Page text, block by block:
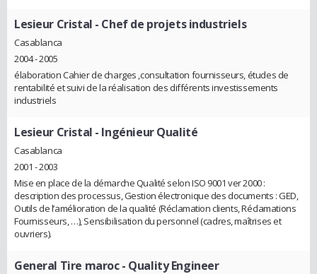
Lesieur Cristal - Chef de projets industriels
Casablanca
2004 - 2005
élaboration Cahier de charges ,consultation fournisseurs, études de
rentabilité et suivi de la réalisation des différents investissements
industriels
Lesieur Cristal - Ingénieur Qualité
Casablanca
2001 - 2003
Mise en place de la démarche Qualité selon ISO 9001 ver 2000 :
description des processus, Gestion électronique des documents : GED,
Outils de l’amélioration de la qualité (Réclamation clients, Réclamations
Fournisseurs, …), Sensibilisation du personnel (cadres, maîtrises et
ouvriers).
General Tire maroc- Quality Engineer